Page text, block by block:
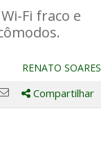
Fi fraco e
RENATO SOARES
Compartilhe
Compartilhar